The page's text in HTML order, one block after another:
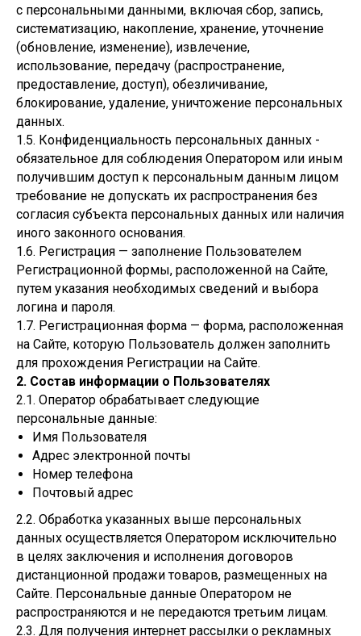
с персональными данными, включая сбор, запись,
систематизацию, накопление, хранение, уточнение
(обновление, изменение), извлечение,
использование, передачу (распространение,
предоставление, доступ), обезличивание,
блокирование, удаление, уничтожение персональных
данных.
1.5. Конфиденциальность персональных данных -
обязательное для соблюдения Оператором или иным
получившим доступ к персональным данным лицом
требование не допускать их распространения без
согласия субъекта персональных данных или наличия
иного законного основания.
1.6. Регистрация — заполнение Пользователем
Регистрационной формы, расположенной на Сайте,
путем указания необходимых сведений и выбора
логина и пароля.
1.7. Регистрационная форма — форма, расположенная
на Сайте, которую Пользователь должен заполнить
для прохождения Регистрации на Сайте.
2. Состав информации о Пользователях
2.1. Оператор обрабатывает следующие
персональные данные:
Имя Пользователя
Адрес электронной почты
Номер телефона
Почтовый адрес
2.2. Обработка указанных выше персональных
данных осуществляется Оператором исключительно
в целях заключения и исполнения договоров
дистанционной продажи товаров, размещенных на
Сайте. Персональные данные Оператором не
распространяются и не передаются третьим лицам.
2.3. Для получения интернет рассылки о рекламных